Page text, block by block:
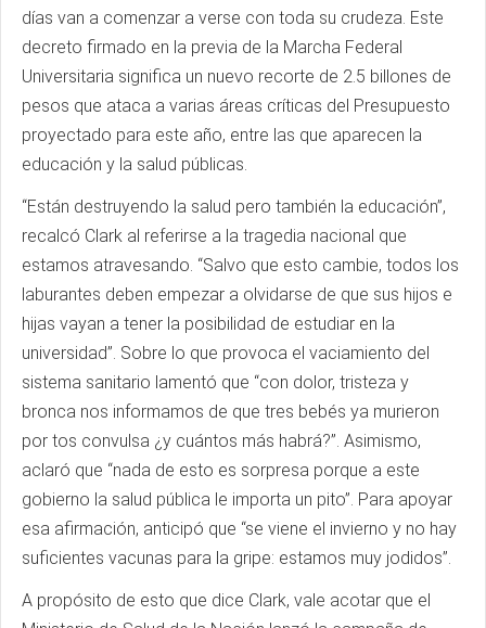
días van a comenzar a verse con toda su crudeza. Este
decreto firmado en la previa de la Marcha Federal
Universitaria significa un nuevo recorte de 2.5 billones de
pesos que ataca a varias áreas críticas del Presupuesto
proyectado para este año, entre las que aparecen la
educación y la salud públicas.
“Están destruyendo la salud pero también la educación”,
recalcó Clark al referirse a la tragedia nacional que
estamos atravesando. “Salvo que esto cambie, todos los
laburantes deben empezar a olvidarse de que sus hijos e
hijas vayan a tener la posibilidad de estudiar en la
universidad”. Sobre lo que provoca el vaciamiento del
sistema sanitario lamentó que “con dolor, tristeza y
bronca nos informamos de que tres bebés ya murieron
por tos convulsa ¿y cuántos más habrá?”. Asimismo,
aclaró que “nada de esto es sorpresa porque a este
gobierno la salud pública le importa un pito”. Para apoyar
esa afirmación, anticipó que “se viene el invierno y no hay
suficientes vacunas para la gripe: estamos muy jodidos”.
A propósito de esto que dice Clark, vale acotar que el